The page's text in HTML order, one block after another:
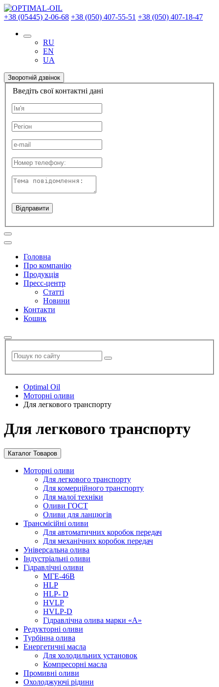
+38 (05445) 2-06-68 +38 (050) 407-55-51 +38 (050) 407-18-47
RU
EN
UA
Зворотній дзвінок
Введіть свої контактні дані
Відправити
Головна
Про компанію
Продукція
Пресс-центр
Статті
Новини
Контакти
Кошик
Optimal Oil
Моторні оливи
Для легкового транспорту
Для легкового транспорту
Каталог Товаров
Моторні оливи
Для легкового транспорту
Для комерційного транспорту
Для малої техніки
Оливи ГОСТ
Оливи для ланцюгів
Трансмісійні оливи
Для автоматичних коробок передач
Для механічних коробок передач
Універсальна олива
Індустріальні оливи
Гідравлічні оливи
МГЕ-46В
HLP
HLP- D
HVLP
HVLP-D
Гідравлічна олива марки «А»
Редукторні оливи
Турбінна олива
Енергетичні масла
Для холодильних установок
Компресорні масла
Промивні оливи
Охолоджуючі рідини